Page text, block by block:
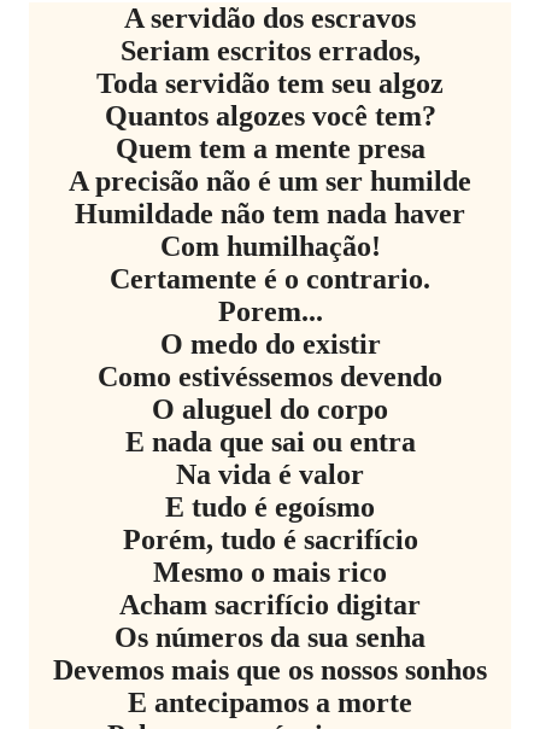
A servidão dos escravos
Seriam escritos errados,
Toda servidão tem seu algoz
Quantos algozes você tem?
Quem tem a mente presa
A precisão não é um ser humilde
Humildade não tem nada haver
Com humilhação!
Certamente é o contrario.
Porem...
O medo do existir
Como estivéssemos devendo
O aluguel do corpo
E nada que sai ou entra
Na vida é valor
E tudo é egoísmo
Porém, tudo é sacrifício
Mesmo o mais rico
Acham sacrifício digitar
Os números da sua senha
Devemos mais que os nossos sonhos
E antecipamos a morte